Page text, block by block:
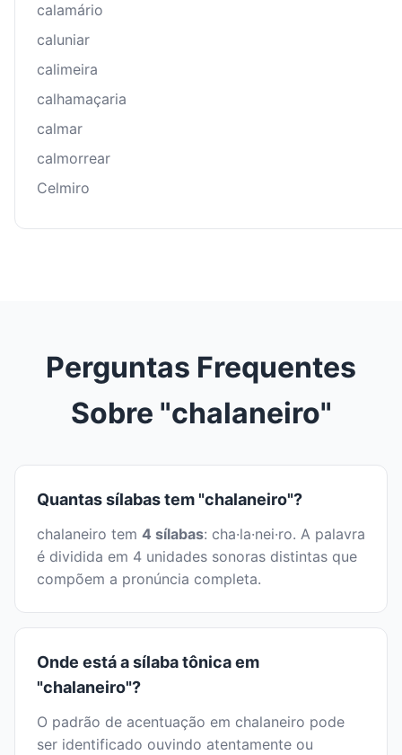
calamário
caluniar
calimeira
calhamaçaria
calmar
calmorrear
Celmiro
Perguntas Frequentes
Sobre "chalaneiro"
Quantas sílabas tem "chalaneiro"?
chalaneiro tem 4 sílabas: cha·la·nei·ro. A palavra
é dividida em 4 unidades sonoras distintas que
compõem a pronúncia completa.
Onde está a sílaba tônica em
"chalaneiro"?
O padrão de acentuação em chalaneiro pode
ser identificado ouvindo atentamente ou